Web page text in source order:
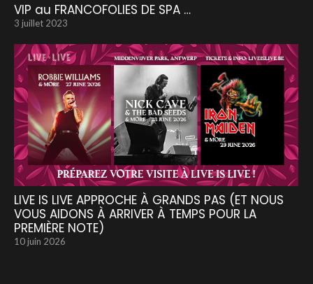
VIP au FRANCOFOLIES DE SPA …
3 juillet 2023
LIVE IS LIVE APPROCHE À GRANDS PAS (ET NOUS
VOUS AIDONS À ARRIVER À TEMPS POUR LA
PREMIÈRE NOTE)
10 juin 2026